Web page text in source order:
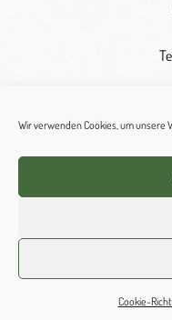
Wir verwenden Cookies, um unsere
Cookie-